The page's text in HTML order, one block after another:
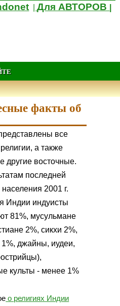
|Для АВТОРОВ
факты об
все
а также
другие восточные.
последней
2001 г.
Индии индуисты
81%, мусульмане
2%, сикхи 2%,
1%, джайны, иудеи,
культы - менее 1%
о религиях Индии